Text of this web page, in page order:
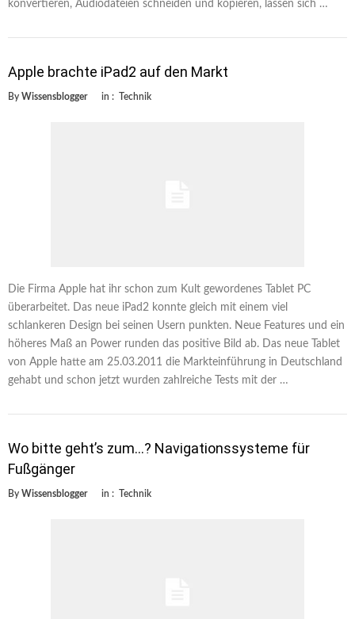
konvertieren, Audiodateien schneiden und kopieren, lassen sich …
Apple brachte iPad2 auf den Markt
By Wissensblogger in : Technik
Die Firma Apple hat ihr schon zum Kult gewordenes Tablet PC
überarbeitet. Das neue iPad2 konnte gleich mit einem viel
schlankeren Design bei seinen Usern punkten. Neue Features und ein
höheres Maß an Power runden das positive Bild ab. Das neue Tablet
von Apple hatte am 25.03.2011 die Markteinführung in Deutschland
gehabt und schon jetzt wurden zahlreiche Tests mit der …
Wo bitte geht’s zum…? Navigationssysteme für
Fußgänger
By Wissensblogger in : Technik